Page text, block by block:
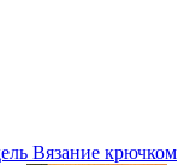
Вязание крючком